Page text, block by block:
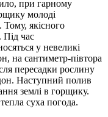
при гарному
молоді
Тому, якісного
Під час
у невеликі
на сантиметр-півтора
пересадки рослину
Наступний полив
землі в горщику.
суха погода.